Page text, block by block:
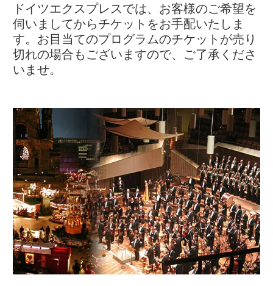
ドイツエクスプレスでは、お客様のご希望を
伺いましてからチケットをお手配いたしま
す。お目当てのプログラムのチケットが売り
切れの場合もございますので、ご了承くださ
いませ。